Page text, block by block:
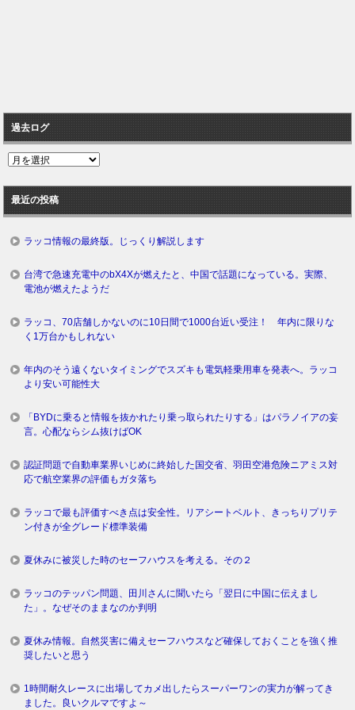
過去ログ
過
ロ
グ
最近の投稿
ラッコ情報の最終版。じっくり解説します
台湾で急速充電中のbX4Xが燃えたと、中国で話題になっている。実際、
電池が燃えたようだ
ラッコ、70店舗しかないのに10日間で1000台近い受注！ 年内に限りな
く1万台かもしれない
年内のそう遠くないタイミングでスズキも電気軽乗用車を発表へ。ラッコ
より安い可能性大
「BYDに乗ると情報を抜かれたり乗っ取られたりする」はパラノイアの妄
言。心配ならシム抜けばOK
認証問題で自動車業界いじめに終始した国交省、羽田空港危険ニアミス対
応で航空業界の評価もガタ落ち
ラッコで最も評価すべき点は安全性。リアシートベルト、きっちりプリテ
ン付きが全グレード標準装備
夏休みに被災した時のセーフハウスを考える。その２
ラッコのテッパン問題、田川さんに聞いたら「翌日に中国に伝えまし
た」。なぜそのままなのか判明
夏休み情報。自然災害に備えセーフハウスなど確保しておくことを強く推
奨したいと思う
1時間耐久レースに出場してカメ出したらスーパーワンの実力が解ってき
ました。良いクルマですよ～